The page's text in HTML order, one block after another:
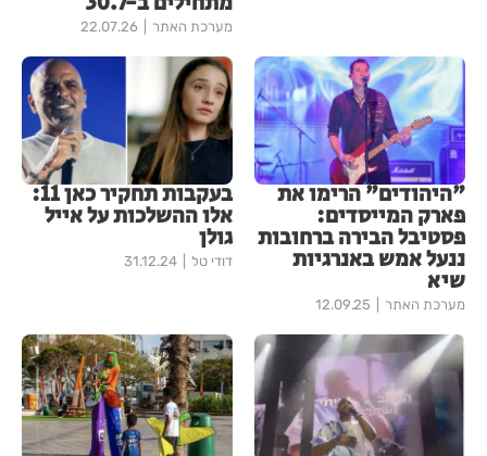
מערכת האתר 22.07.26
"היהודים" הרימו את
פארק המייסדים:
פסטיבל הבירה ברחובות
ננעל אמש באנרגיות
שיא
מערכת האתר 12.09.25
בעקבות תחקיר כאן 11:
אלו ההשלכות על אייל
גולן
דודי טל 31.12.24